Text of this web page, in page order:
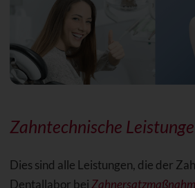
Zahntechnische
Dies sind alle Leistungen, die der
Dentallabor bei